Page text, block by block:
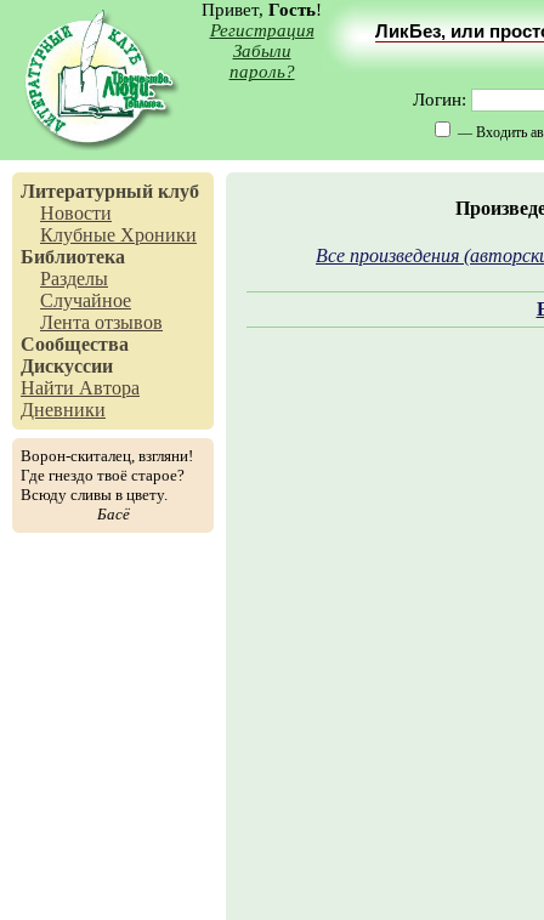
Привет, Гость!
Регистрация
Забыли
пароль?
ЛикБез, или
Логин:
— Входить
Литературный клуб
Новости
Клубные Хроники
Библиотека
Разделы
Случайное
Лента отзывов
Сообщества
Дискуссии
Найти Автора
Дневники
Ворон-скиталец, взгляни!
Где гнездо твоё старое?
Всюду сливы в цвету.
Басё
Все произведения